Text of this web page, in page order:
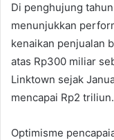
Di penghujung
menunjukkan
kenaikan penjualan
atas Rp300 miliar
Linktown sejak
mencapai Rp2 triliun.
Optimisme